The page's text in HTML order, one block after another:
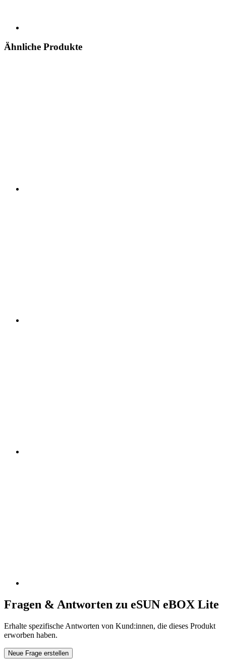
Ähnliche Produkte
Fragen & Antworten zu eSUN eBOX Lite
Erhalte spezifische Antworten von Kund:innen, die dieses Produkt
erworben haben.
Neue Frage erstellen